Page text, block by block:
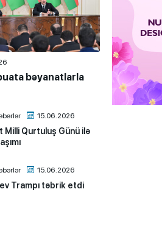
bəyanatlarla
15.06.2026
Milli Qurtuluş Günü ilə
15.06.2026
Trampı təbrik etdi